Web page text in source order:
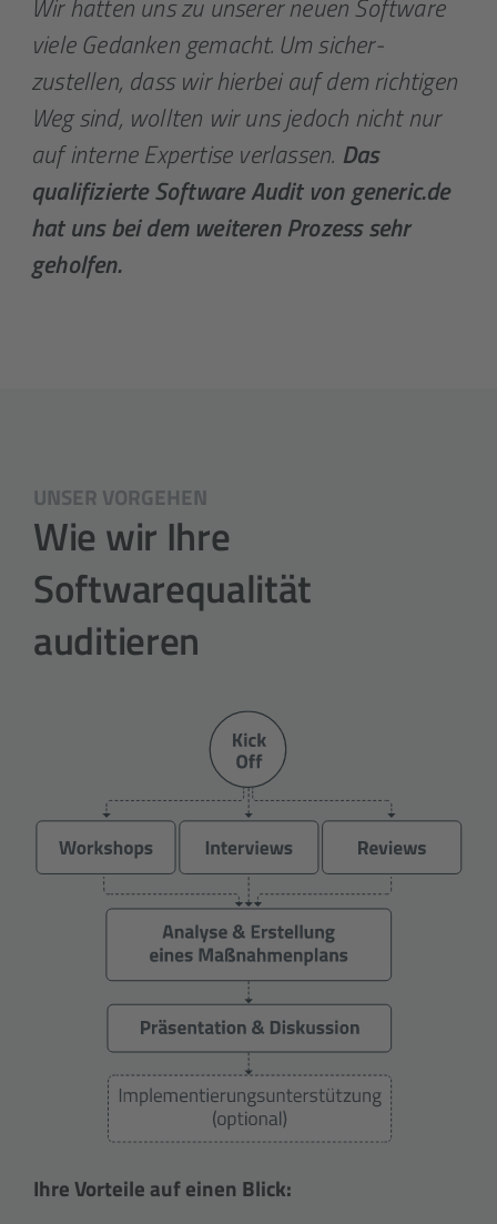
Wir hatten uns zu unserer neuen Software
viele Gedanken gemacht. Um sicher­
zustellen, dass wir hierbei auf dem richtigen
Weg sind, wollten wir uns jedoch nicht nur
auf interne Expertise verlassen. Das
qualifizierte Software Audit von generic.de
hat uns bei dem weiteren Prozess sehr
geholfen.
UNSER VORGEHEN
Wie wir Ihre
Softwarequalität
auditieren
Ihre Vorteile auf einen Blick: